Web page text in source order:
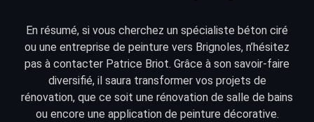
En résumé, si vous cherchez un spécialiste béton ciré
ou une entreprise de peinture vers Brignoles, n’hésitez
pas à contacter Patrice Briot. Grâce à son savoir-faire
diversifié, il saura transformer vos projets de
rénovation, que ce soit une rénovation de salle de bains
ou encore une application de peinture décorative.